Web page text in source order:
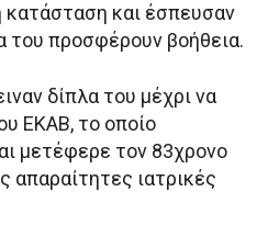
κατάσταση και έσπευσαν
του προσφέρουν βοήθεια.
δίπλα του μέχρι να
ΕΚΑΒ, το οποίο
μετέφερε τον 83χρονο
απαραίτητες ιατρικές